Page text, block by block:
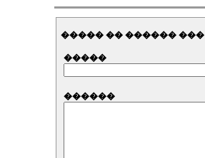
����� �� ������ ���
�����
������